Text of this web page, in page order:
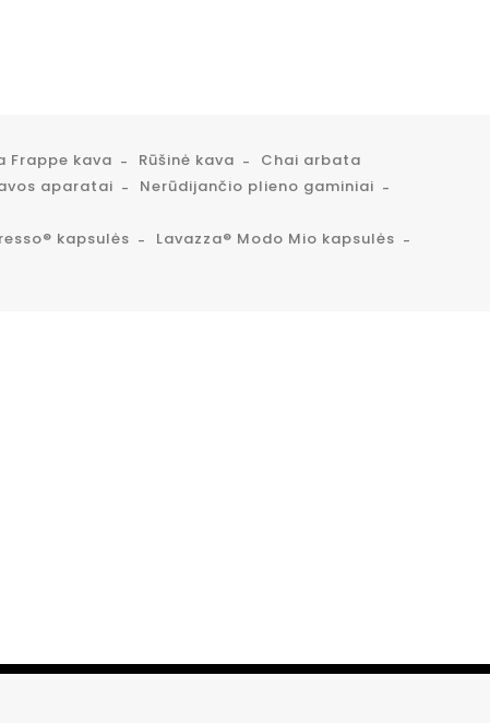
Frappe kava Rūšinė kava
Chai arbata
aparatai
Nerūdijančio plieno gaminiai
kapsulės
Lavazza® Modo Mio kapsulės